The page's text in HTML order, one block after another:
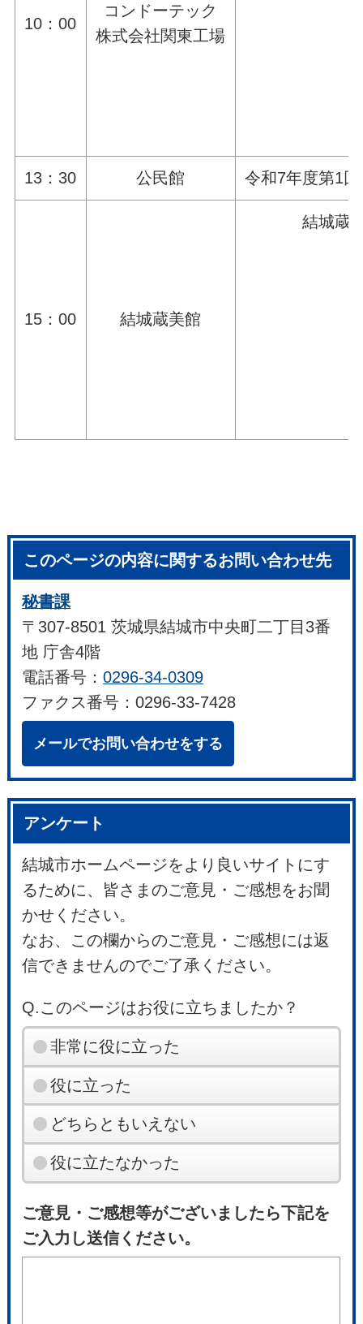
10：00
コンドーテック
株式会社関東工場
13：30 公民館 令和7年度第1
15：00 結城蔵美館
結城蔵
このページの内容に関するお問い合わせ先
秘書課
〒307-8501 茨城県結城市中央町二丁目3番
地 庁舎4階
電話番号：0296-34-0309
ファクス番号：0296-33-7428
メールでお問い合わせをする
アンケート
結城市ホームページをより良いサイトにす
るために、皆さまのご意見・ご感想をお聞
かせください。
なお、この欄からのご意見・ご感想には返
信できませんのでご了承ください。
Q.このページはお役に立ちましたか？
非常に役に立った
役に立った
どちらともいえない
役に立たなかった
ご意見・ご感想等がございましたら下記を
ご入力し送信ください。